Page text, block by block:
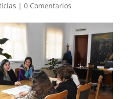
| 0 Comentarios